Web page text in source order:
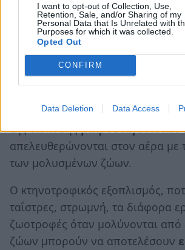
I want to opt-out of Collection, Use,
Retention, Sale, and/or Sharing of my
Personal Data that Is Unrelated with
Purposes for which it was collected.
Opted Out
CONFIRM
Data Deletion Data Access
απώλειες.
Πως γίνεται η μετάδοση
Η μετάδοση γίνεται κυρίως μέσω
αλλά μπορεί επίσης να συμβεί
της εισπνοήςμικροσταγονιδίων
απελευθερώνονται στον αέρα με
των μολυσμένων ζώων.
Ο κτηνοτροφικός εξοπλισμός,
ταΐστρες, στρωμνή, τα διάφορα
ζωοτροφές όταν μολύνονται από
ζώων μπορούν να αποτελέσουν